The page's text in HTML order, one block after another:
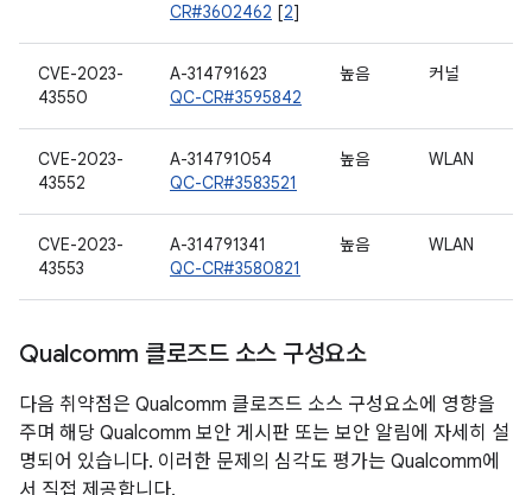
CR#3602462 [2]
CVE-2023-
43550
A-314791623
QC-CR#3595842
높음 커널
CVE-2023-
43552
A-314791054
QC-CR#3583521
높음 WLAN
CVE-2023-
43553
A-314791341
QC-CR#3580821
높음 WLAN
Qualcomm 클로즈드 소스 구성요소
다음 취약점은 Qualcomm 클로즈드 소스 구성요소에 영향을
주며 해당 Qualcomm 보안 게시판 또는 보안 알림에 자세히 설
명되어 있습니다. 이러한 문제의 심각도 평가는 Qualcomm에
서 직접 제공합니다.